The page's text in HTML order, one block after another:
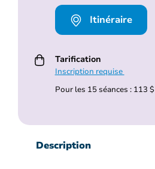
Itinéraire
Tarification
Inscription requise
Pour les 15 séances : 113 $
Description